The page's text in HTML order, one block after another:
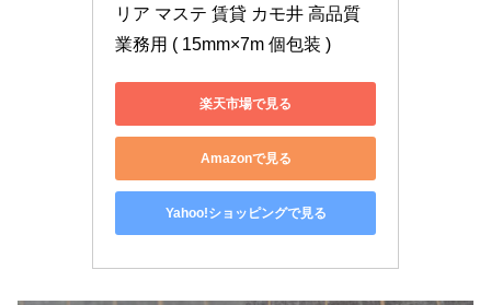
リア マステ 賃貸 カモ井 高品質
業務用 ( 15mm×7m 個包装 )
楽天市場で見る
Amazonで見る
Yahoo!ショッピングで見る